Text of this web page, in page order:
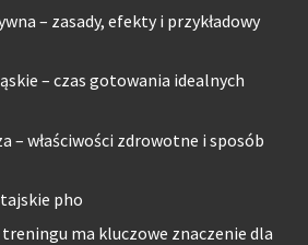
– zasady, efekty i przykładowy
– czas gotowania idealnych
– właściwości zdrowotne i sposób
pho
ma kluczowe znaczenie dla